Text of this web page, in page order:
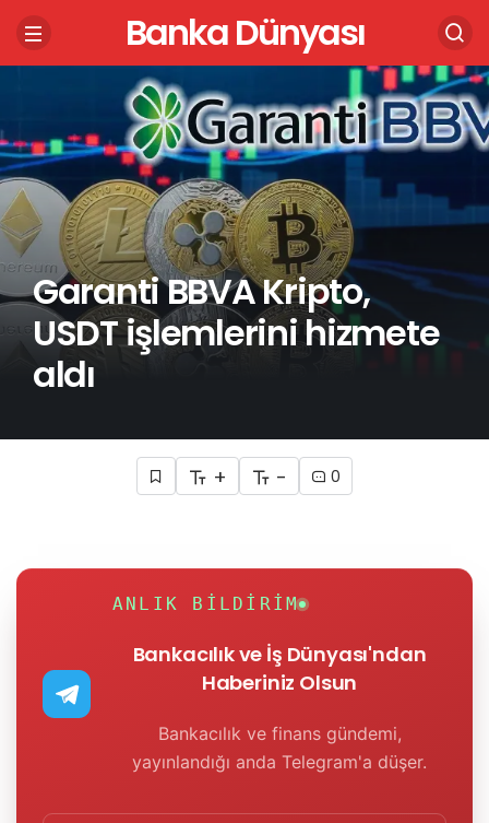
Banka Dünyası
Garanti BBVA Kripto,
USDT işlemlerini hizmete
aldı
+ - 0
ANLIK BILDIRIM
Bankacılık ve İş Dünyası'ndan
Haberiniz Olsun
Bankacılık ve finans gündemi,
yayınlandığı anda Telegram'a düşer.